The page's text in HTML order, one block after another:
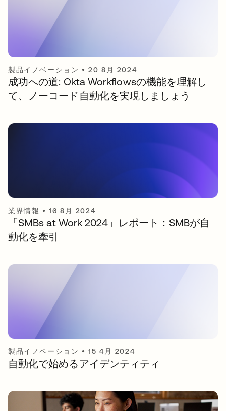
製品イノベーション •20 8月 2024
成功への道: Okta Workflowsの機能を理解し
て、ノーコード自動化を実現しましょう
業界情報 •16 8月 2024
「SMBs at Work 2024」レポート：SMBが自
動化を牽引
製品イノベーション •15 4月 2024
自動化で始めるアイデンティティ